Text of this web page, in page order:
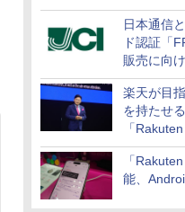
日本通信
ド認証「
販売に向
楽天が目
を持たせ
「
木谷氏の
「
能、